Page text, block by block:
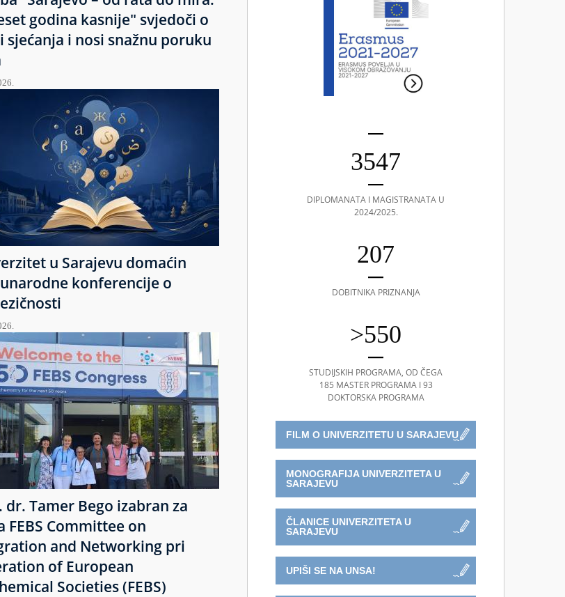
godina kasnije" svjedoči o
sjećanja i nosi snažnu poruku
u Sarajevu domaćin
konferencije o
dr. Tamer Bego izabran za
FEBS Committee on
and Networking pri
of European
Societies (FEBS)
3547
DIPLOMANATA I MAGISTRANATA U
2024/2025.
207
DOBITNIKA PRIZNANJA
>550
STUDIJSKIH PROGRAMA, OD ČEGA
185 MASTER PROGRAMA I 93
DOKTORSKA PROGRAMA
FILM O UNIVERZITETU U SARAJEVU
MONOGRAFIJA UNIVERZITETA U
SARAJEVU
ČLANICE UNIVERZITETA U
SARAJEVU
UPIŠI SE NA UNSA!